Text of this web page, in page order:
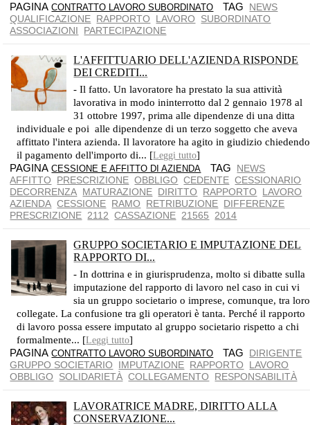
PAGINACONTRATTO LAVORO SUBORDINATO TAG NEWS
QUALIFICAZIONE RAPPORTO LAVORO
SUBORDINATO
ASSOCIAZIONI
PARTECIPAZIONE
L'AFFITTUARIO DELL'AZIENDA RISPONDE
DEI CREDITI...
- Il fatto. Un lavoratore ha prestato la sua attività
lavorativa in modo ininterrotto dal 2 gennaio 1978 al
31 ottobre 1997, prima alle dipendenze di una ditta
individuale e poi alle dipendenze di un terzo soggetto che aveva
affittato l'intera azienda. Il lavoratore ha agito in giudizio chiedendo
il pagamento dell'importo di... [Leggi tutto]
PAGINACESSIONE E AFFITTO DI AZIENDA TAG NEWS
AFFITTO
PRESCRIZIONE OBBLIGO CEDENTE CESSIONARIO
DECORRENZA MATURAZIONE DIRITTO RAPPORTO
LAVORO
AZIENDA CESSIONE RAMO RETRIBUZIONE DIFFERENZE
PRESCRIZIONE 2112 CASSAZIONE 21565 2014
GRUPPO SOCIETARIO E IMPUTAZIONE DEL
RAPPORTO DI...
- In dottrina e in giurisprudenza, molto si dibatte sulla
imputazione del rapporto di lavoro nel caso in cui vi
sia un gruppo societario o imprese, comunque, tra loro
collegate. La confusione tra gli operatori è tanta. Perché il rapporto
di lavoro possa essere imputato al gruppo societario rispetto a chi
formalmente... [Leggi tutto]
PAGINACONTRATTO LAVORO SUBORDINATO TAG DIRIGENTE
GRUPPO SOCIETARIO
IMPUTAZIONE RAPPORTO
LAVORO
OBBLIGO
SOLIDARIETÀ COLLEGAMENTO RESPONSABILITÀ
LAVORATRICE MADRE, DIRITTO ALLA
CONSERVAZIONE...